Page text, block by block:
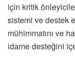
için kritik
sistemi ve destek
mühimmatını ve
idame desteğini